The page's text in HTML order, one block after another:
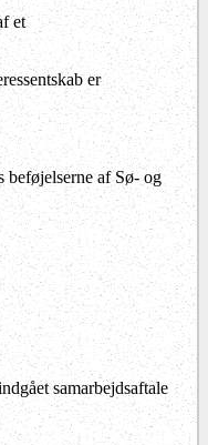
et
er
beføjelserne af Sø- og
samarbejdsaftale